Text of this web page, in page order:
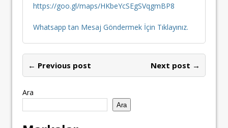
https://goo.gl/maps/HKbeYcSEgSVqgmBP8
Whatsapp tan Mesaj Göndermek İçin Tıklayınız.
← Previous post Next post →
Ara
Ara